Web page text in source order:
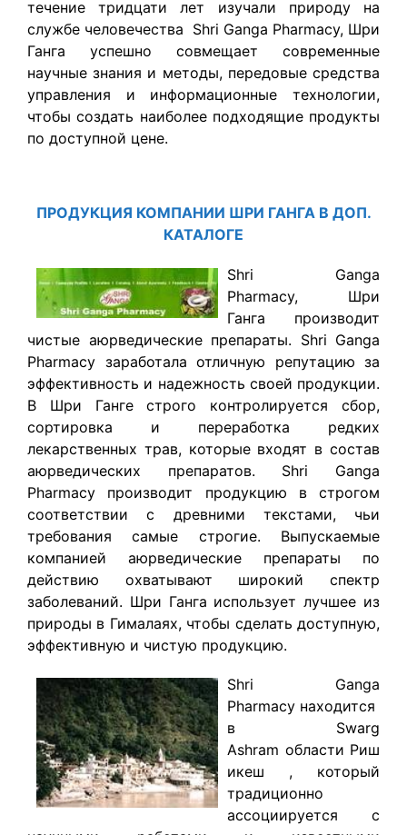
течение тридцати лет изучали природу на
службе человечества Shri Ganga Pharmacy, Шри
Ганга успешно совмещает современные
научные знания и методы, передовые средства
управления и информационные технологии,
чтобы создать наиболее подходящие продукты
по доступной цене.
ПРОДУКЦИЯ КОМПАНИИ ШРИ ГАНГА В ДОП.
КАТАЛОГЕ
Shri Ganga
Pharmacy, Шри
Ганга производит
чистые аюрведические препараты. Shri Ganga
Pharmacy заработала отличную репутацию за
эффективность и надежность своей продукции.
В Шри Ганге строго контролируется сбор,
сортировка и переработка редких
лекарственных трав, которые входят в состав
аюрведических препаратов. Shri Ganga
Pharmacy производит продукцию в строгом
соответствии с древними текстами, чьи
требования самые строгие. Выпускаемые
компанией аюрведические препараты по
действию охватывают широкий спектр
заболеваний. Шри Ганга использует лучшее из
природы в Гималаях, чтобы сделать доступную,
эффективную и чистую продукцию.
Shri Ganga
Pharmacy находится
в Swarg
Ashram области Риш
икеш , который
традиционно
ассоциируется с